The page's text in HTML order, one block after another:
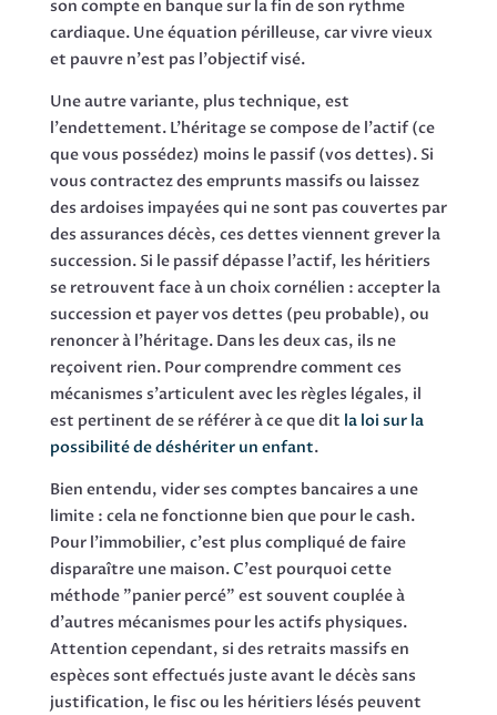
son compte en banque sur la fin de son rythme
cardiaque. Une équation périlleuse, car vivre vieux
et pauvre n'est pas l'objectif visé.
Une autre variante, plus technique, est
l'endettement. L'héritage se compose de l'actif (ce
que vous possédez) moins le passif (vos dettes). Si
vous contractez des emprunts massifs ou laissez
des ardoises impayées qui ne sont pas couvertes par
des assurances décès, ces dettes viennent grever la
succession. Si le passif dépasse l'actif, les héritiers
se retrouvent face à un choix cornélien : accepter la
succession et payer vos dettes (peu probable), ou
renoncer à l'héritage. Dans les deux cas, ils ne
reçoivent rien. Pour comprendre comment ces
mécanismes s'articulent avec les règles légales, il
est pertinent de se référer à ce que dit la loi sur la
possibilité de déshériter un enfant.
Bien entendu, vider ses comptes bancaires a une
limite : cela ne fonctionne bien que pour le cash.
Pour l'immobilier, c'est plus compliqué de faire
disparaître une maison. C'est pourquoi cette
méthode "panier percé" est souvent couplée à
d'autres mécanismes pour les actifs physiques.
Attention cependant, si des retraits massifs en
espèces sont effectués juste avant le décès sans
justification, le fisc ou les héritiers lésés peuvent